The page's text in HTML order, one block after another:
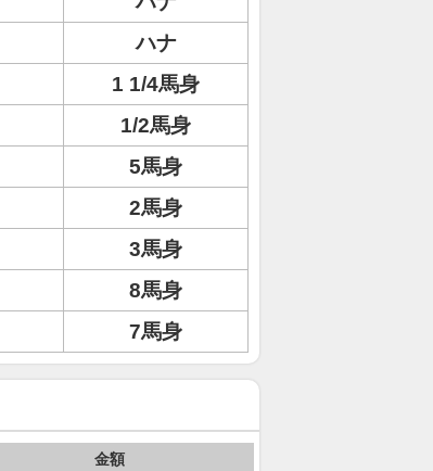
ハナ
1 1/4馬身
1/2馬身
5馬身
2馬身
3馬身
8馬身
7馬身
金額